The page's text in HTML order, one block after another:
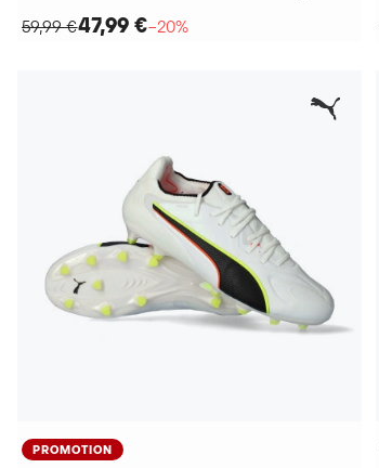
59,99 €47,99 €−20%
PROMOTION